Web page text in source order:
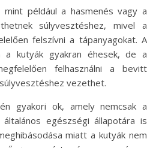
például a hasmenés vagy a
súlyvesztéshez, mivel a
felszívni a tápanyagokat. A
a kutyák gyakran éhesek, de a
felhasználni a bevitt
vezethet.
gyakori ok, amely nemcsak a
egészségi állapotára is
miatt a kutyák nem